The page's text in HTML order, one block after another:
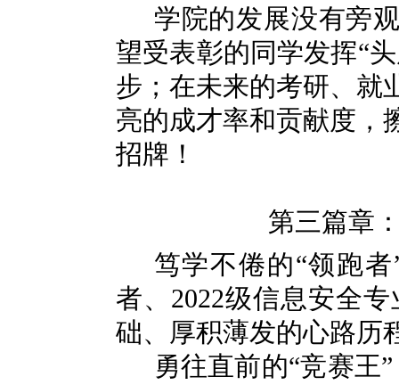
学院的发展没有旁
望受表彰的同学发挥“
步；在未来的考研、就
亮的成才率和贡献度，
招牌！
第三篇章
笃学不倦的“领跑
者、 2022级信息安全
础、厚积薄发的心路历
勇往直前的“竞赛